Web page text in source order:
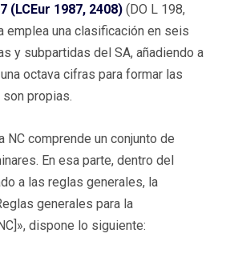
(LCEur 1987, 2408) (DO L 198,
emplea una clasificación en seis
y subpartidas del SA, añadiendo a
octava cifras para formar las
propias.
NC comprende un conjunto de
En esa parte, dentro del
a las reglas generales, la
generales para la
dispone lo siguiente: